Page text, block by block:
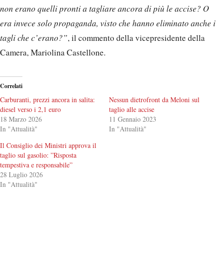
non erano quelli pronti a tagliare ancora di più le accise? O
era invece solo propaganda, visto che hanno eliminato anche i
tagli che c’erano?”, il commento della vicepresidente della
Camera, Mariolina Castellone.
Correlati
Carburanti, prezzi ancora in salita:
diesel verso i 2,1 euro
18 Marzo 2026
In "Attualità"
Nessun dietrofront da Meloni sul
taglio alle accise
11 Gennaio 2023
In "Attualità"
Il Consiglio dei Ministri approva il
taglio sul gasolio: ”Risposta
tempestiva e responsabile”
28 Luglio 2026
In "Attualità"